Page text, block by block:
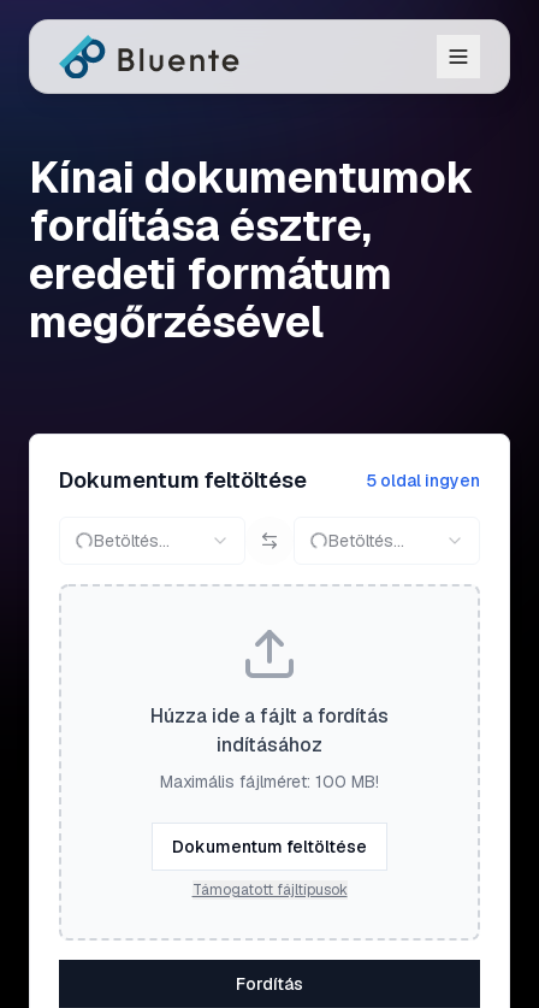
Kínai dokumentumok
fordítása észtre,
eredeti formátum
megőrzésével
Dokumentum feltöltése 5 oldal ingyen
Betöltés... Betöltés...
Húzza ide a fájlt a fordítás
indításához
Maximális fájlméret: 100 MB!
Dokumentum feltöltése
Támogatott fájltípusok
Fordítás